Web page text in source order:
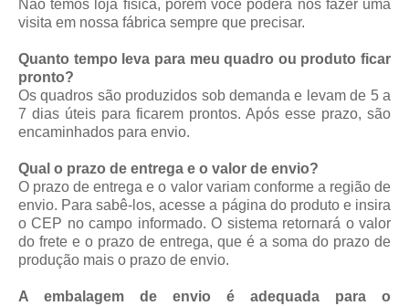
Não temos loja física, porém você poderá nos fazer uma
visita em nossa fábrica sempre que precisar.
Quanto tempo leva para meu quadro ou produto ficar
pronto?
Os quadros são produzidos sob demanda e levam de 5 a
7 dias úteis para ficarem prontos. Após esse prazo, são
encaminhados para envio.
Qual o prazo de entrega e o valor de envio?
O prazo de entrega e o valor variam conforme a região de
envio. Para sabê-los, acesse a página do produto e insira
o CEP no campo informado. O sistema retornará o valor
do frete e o prazo de entrega, que é a soma do prazo de
produção mais o prazo de envio.
A embalagem de envio é adequada para o